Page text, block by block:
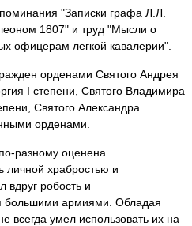
"Записки графа Л.Л.
1807" и труд "Мысли о
офицерам легкой кавалерии".
орденами Святого Андрея
I степени, Святого Владимира
Святого Александра
орденами.
разному оценена
личной храбростью и
вдруг робость и
большими армиями. Обладая
всегда умел использовать их на